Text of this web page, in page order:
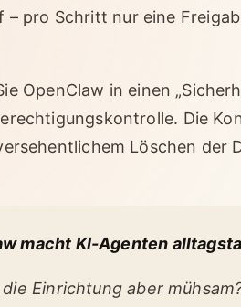
– pro Schritt nur eine
OpenClaw in einen
Die
Löschen der
macht KI-Agenten
Einrichtung aber